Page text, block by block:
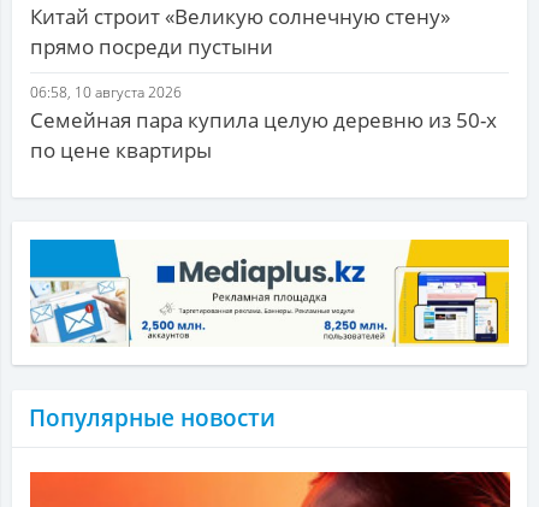
Китай строит «Великую солнечную стену»
прямо посреди пустыни
06:58, 10 августа 2026
Семейная пара купила целую деревню из 50-х
по цене квартиры
Популярные новости